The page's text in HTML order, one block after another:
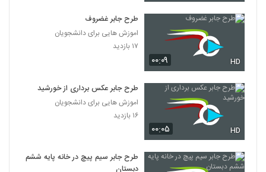
۰۰:۰۹ HD
طرح جابر غضروف
اموزش هایی برای دانشجویان
۱۷ بازدید
۰۰:۰۵ HD
طرح جابر عکس برداری از خورشید
اموزش هایی برای دانشجویان
۱۶ بازدید
طرح جابر سیم پیچ در خانه پایه ششم
دبستان